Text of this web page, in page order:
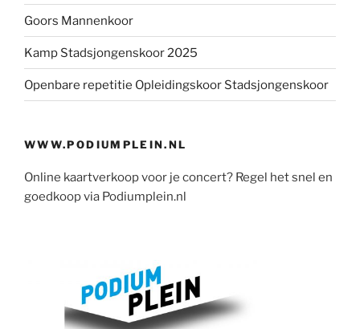
Goors Mannenkoor
Kamp Stadsjongenskoor 2025
Openbare repetitie Opleidingskoor Stadsjongenskoor
WWW.PODIUMPLEIN.NL
Online kaartverkoop voor je concert? Regel het snel en
goedkoop via Podiumplein.nl